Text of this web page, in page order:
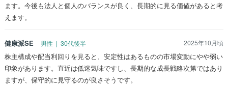
ます。今後も法人と個人のバランスが良く、長期的に見る価値があると考
えます。
健康派SE 男性 | 30代後半 2025年10月頃
株主構成や配当利回りを見ると、安定性はあるものの市場変動にやや弱い
印象があります。直近は低迷気味ですし、長期的な成長戦略次第ではあり
ますが、保守的に見守るのが良さそうです。